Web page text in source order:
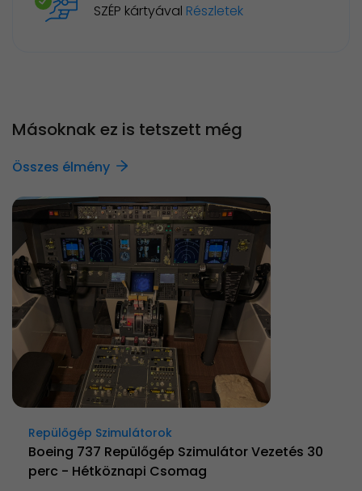
SZÉP kártyával Részletek
Másoknak ez is tetszett még
Összes élmény
Repülőgép Szimulátorok
Boeing 737 Repülőgép Szimulátor Vezetés 30
perc - Hétköznapi Csomag